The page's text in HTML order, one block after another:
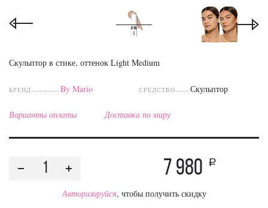
Скульптор в стике, оттенок Light Medium
БРЕНД By Mario СРЕДСТВО Скульптор
Варианты оплаты Доставка по миру
7 980 a
Авторизируйся, чтобы получить скидку